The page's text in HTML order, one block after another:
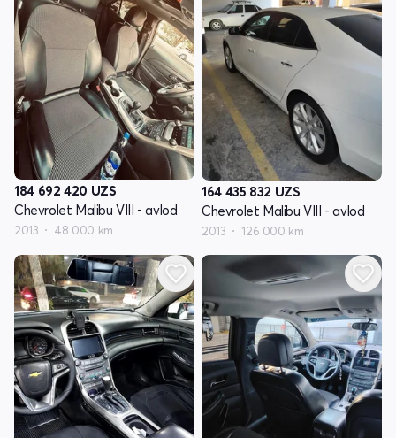
184 692 420 UZS
Chevrolet Malibu VIII - avlod
2013 48 000 km
164 435 832 UZS
Chevrolet Malibu VIII - avlod
2013 126 000 km